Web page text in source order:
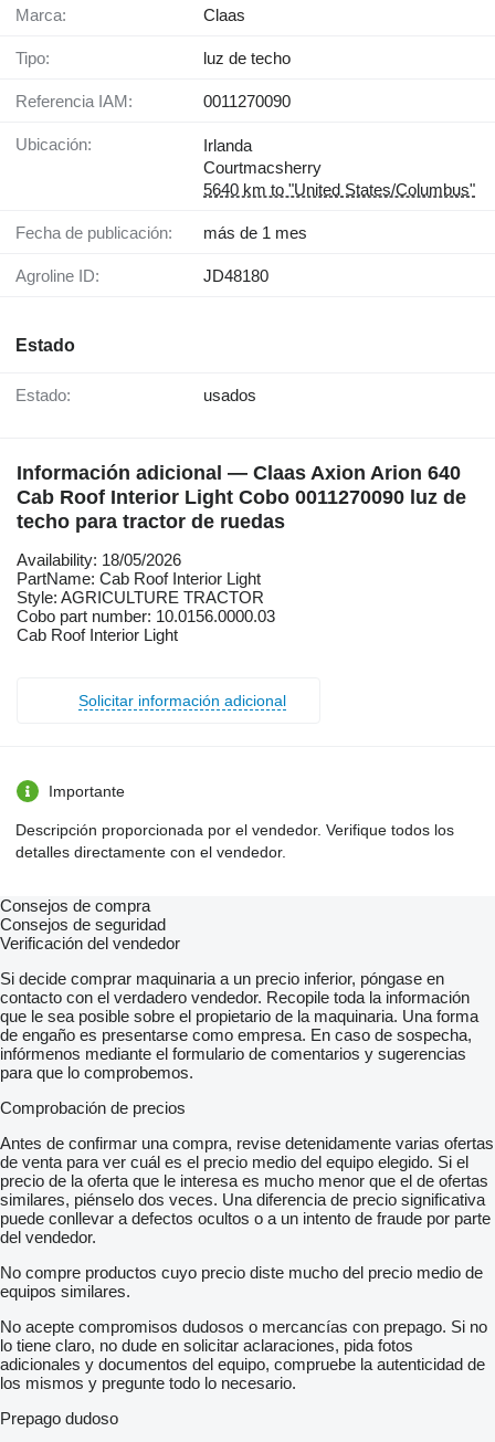
Marca: Claas
Tipo: luz de techo
Referencia IAM: 0011270090
Ubicación:
Irlanda
Courtmacsherry
5640 km to "United States/Columbus"
Fecha de publicación: más de 1 mes
Agroline ID: JD48180
Estado
Estado: usados
Información adicional — Claas Axion Arion 640
Cab Roof Interior Light Cobo 0011270090 luz de
techo para tractor de ruedas
Availability: 18/05/2026
PartName: Cab Roof Interior Light
Style: AGRICULTURE TRACTOR
Cobo part number: 10.0156.0000.03
Cab Roof Interior Light
Solicitar información adicional
Importante
Descripción proporcionada por el vendedor. Verifique todos los
detalles directamente con el vendedor.
Consejos de compra
Consejos de seguridad
Verificación del vendedor
Si decide comprar maquinaria a un precio inferior, póngase en
contacto con el verdadero vendedor. Recopile toda la información
que le sea posible sobre el propietario de la maquinaria. Una forma
de engaño es presentarse como empresa. En caso de sospecha,
infórmenos mediante el formulario de comentarios y sugerencias
para que lo comprobemos.
Comprobación de precios
Antes de confirmar una compra, revise detenidamente varias ofertas
de venta para ver cuál es el precio medio del equipo elegido. Si el
precio de la oferta que le interesa es mucho menor que el de ofertas
similares, piénselo dos veces. Una diferencia de precio significativa
puede conllevar a defectos ocultos o a un intento de fraude por parte
del vendedor.
No compre productos cuyo precio diste mucho del precio medio de
equipos similares.
No acepte compromisos dudosos o mercancías con prepago. Si no
lo tiene claro, no dude en solicitar aclaraciones, pida fotos
adicionales y documentos del equipo, compruebe la autenticidad de
los mismos y pregunte todo lo necesario.
Prepago dudoso